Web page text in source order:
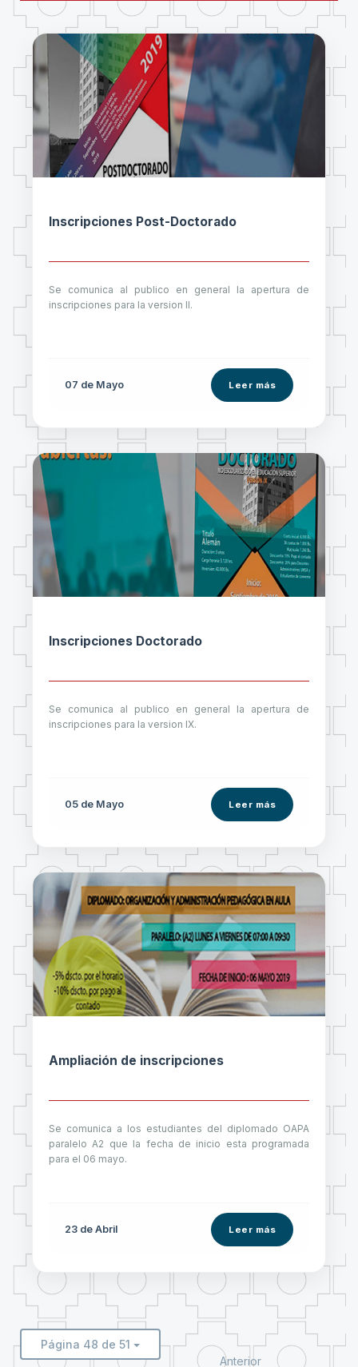
Inscripciones Post-Doctorado
Se comunica al publico en general la apertura de
inscripciones para la version II.
07 de Mayo Leer más
Inscripciones Doctorado
Se comunica al publico en general la apertura de
inscripciones para la version IX.
05 de Mayo Leer más
Ampliación de inscripciones
Se comunica a los estudiantes del diplomado OAPA
paralelo A2 que la fecha de inicio esta programada
para el 06 mayo.
23 de Abril Leer más
Página 48 de 51
Anterior